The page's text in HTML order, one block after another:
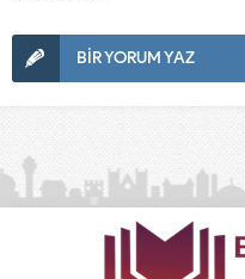
BİR YORUM YAZ